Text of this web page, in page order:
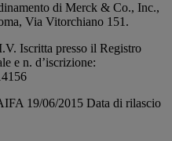
di Merck & Co., Inc.,
Via Vitorchiano 151.
Iscritta presso il Registro
e n. d’iscrizione:
19/06/2015 Data di rilascio